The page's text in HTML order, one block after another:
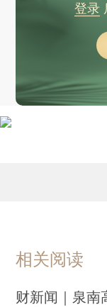
登录
相关阅读
财新闻｜泉南